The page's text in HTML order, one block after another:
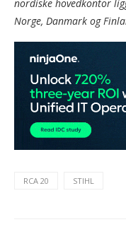
nordiske hovedkontor
Norge, Danmark og
RCA 20 STIHL